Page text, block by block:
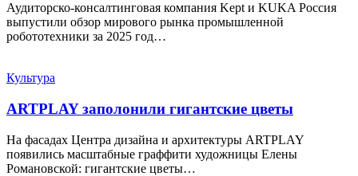
Аудиторско-консалтинговая компания Kept и KUKA Россия
выпустили обзор мирового рынка промышленной
робототехники за 2025 год…
Культура
ARTPLAY заполонили гигантские цветы
На фасадах Центра дизайна и архитектуры ARTPLAY
появились масштабные граффити художницы Елены
Романовской: гигантские цветы…